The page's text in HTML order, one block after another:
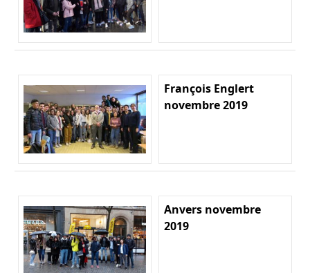
François Englert
novembre 2019
Anvers novembre
2019